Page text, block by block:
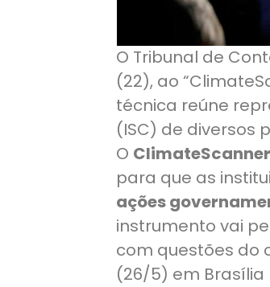
O Tribunal de
(22), ao
técnica reúne
(ISC) de diversos
O ClimateScanner
para que as
ações
instrumento vai
com questões do
(26/5) em Brasília